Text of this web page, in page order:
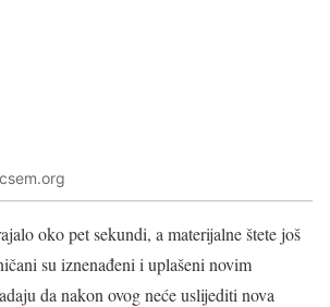
oko pet sekundi, a materijalne štete još
su iznenađeni i uplašeni novim
da nakon ovog neće uslijediti nova